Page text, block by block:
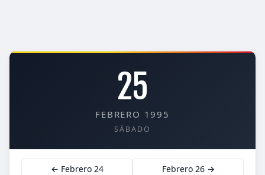
25
FEBRERO 1995
SÁBADO
← Febrero 24 Febrero 26 →